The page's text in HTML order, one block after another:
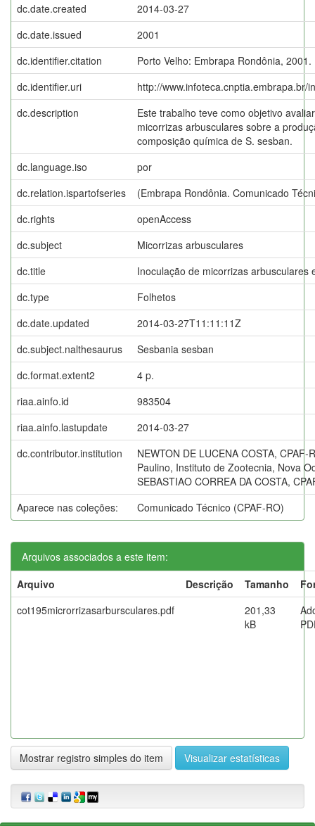
dc.date.created
2014-03-27
dc.date.issued
2001
dc.identifier.citation
Porto Velho: Embrapa Rondônia, 2001.
dc.identifier.uri
http://www.infoteca.cnptia.embrapa.br/
dc.description
Este trabalho teve como objetivo
micorrizas arbusculares sobre a
composição química de S. sesban.
dc.language.iso
por
dc.relation.ispartofseries
(Embrapa Rondônia. Comunicado
dc.rights
openAccess
dc.subject
Micorrizas arbusculares
dc.title
Inoculação de micorrizas arbusculares
dc.type
Folhetos
dc.date.updated
2014-03-27T11:11:11Z
dc.subject.nalthesaurus
Sesbania sesban
dc.format.extent2
4 p.
riaa.ainfo.id
983504
riaa.ainfo.lastupdate
2014-03-27
dc.contributor.institution
NEWTON DE LUCENA COSTA, CPAF-
Paulino, Instituto de Zootecnia, Nova
SEBASTIAO CORREA DA COSTA,
Aparece nas coleções:
Comunicado Técnico (CPAF-RO)
Arquivos associados a este item:
Arquivo
Descrição Tamanho
cot195microrrizasarbursculares.pdf
201,33
kB
Mostrar registro simples do item Visualizar estatísticas